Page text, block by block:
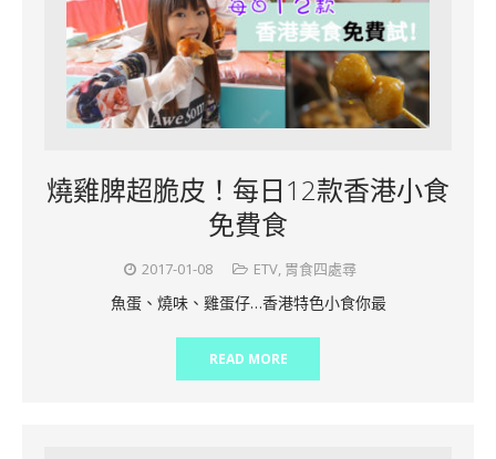
燒雞脾超脆皮！每日12款香港小食
免費食
2017-01-08 ETV, 胃食四處尋
魚蛋、燒味、雞蛋仔…香港特色小食你最
READ MORE